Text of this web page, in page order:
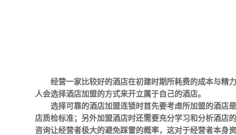
经营一家比较好的酒店在初建时期所耗费的成本与精
人会选择酒店加盟的方式来开立属于自己的酒店。
选择可靠的酒店加盟连锁时首先要考虑所加盟的酒店
店质检标准；另外加盟酒店时还需要充分学习和分析酒店
咨询让经营者极大的避免踩雷的概率，这对于经营者本身